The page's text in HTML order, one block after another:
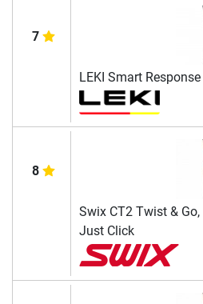
7
LEKI Smart Response
8
Swix CT2 Twist & Go,
Just Click